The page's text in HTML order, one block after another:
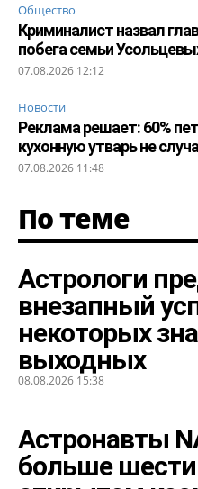
Общество
Криминалист назвал
побега семьи
07.08.2026 12:12
Новости
Реклама решает: 60%
кухонную утварь не
07.08.2026 11:48
По теме
Астрологи
внезапный
некоторых
выходных
08.08.2026 15:38
Астронавты
больше шести